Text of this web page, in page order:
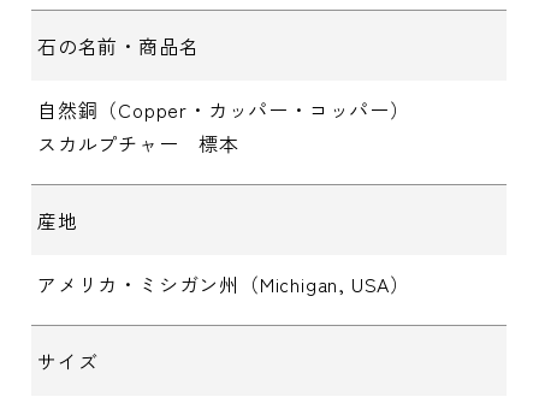
石の名前・商品名
自然銅（Copper・カッパー・コッパー）
スカルプチャー 標本
産地
アメリカ・ミシガン州（Michigan, USA）
サイズ